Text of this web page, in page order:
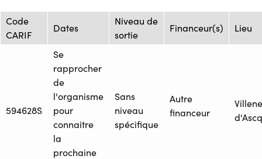
Code
CARIF
Dates
Niveau de
sortie
Financeur(s) Lieu
594628S
Se
rapprocher
de
l'organisme
pour
connaitre
la
prochaine
Sans
niveau
spécifique
Autre
financeur